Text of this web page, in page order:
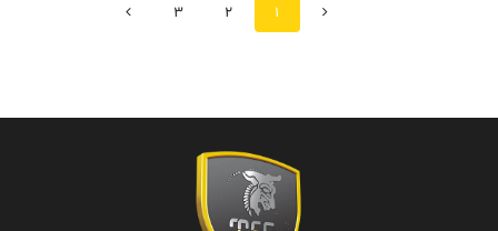
قبلی 1
2
3 بعدی